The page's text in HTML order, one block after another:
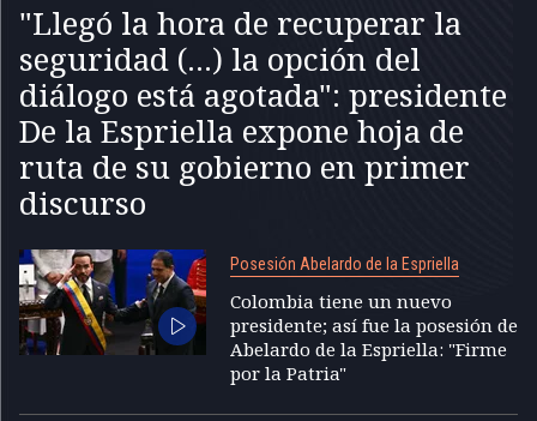
"Llegó la hora de recuperar la
seguridad (...) la opción del
diálogo está agotada": presidente
De la Espriella expone hoja de
ruta de su gobierno en primer
discurso
Posesión Abelardo de la Espriella
Colombia tiene un nuevo
presidente; así fue la posesión de
Abelardo de la Espriella: "Firme
por la Patria"